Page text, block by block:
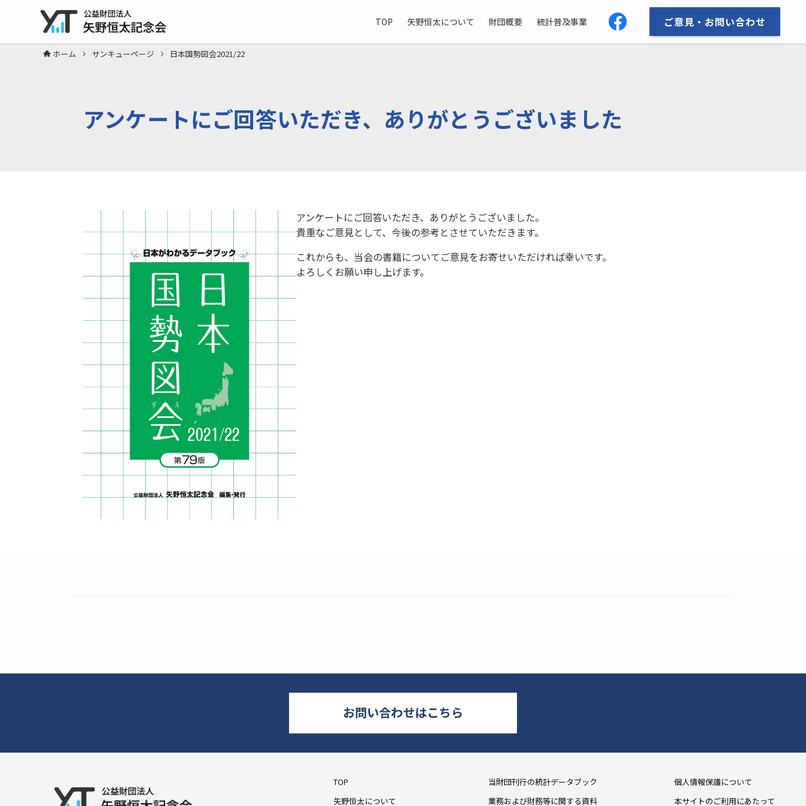
TOP 矢野恒太について 財団概要 統計普及事業 ご意見・お問い合わせ
ホーム サンキューページ 日本国勢図会2021/22
アンケートにご回答いただき、ありがとうございました
アンケートにご回答いただき、ありがとうございました。
貴重なご意見として、今後の参考とさせていただきます。
これからも、当会の書籍についてご意見をお寄せいただければ幸いです。
よろしくお願い申し上げます。
お問い合わせはこちら
TOP
矢野恒太について
当財団刊行の統計データブック
業務および財務等に関する資料
個人情報保護について
本サイトのご利用にあたって